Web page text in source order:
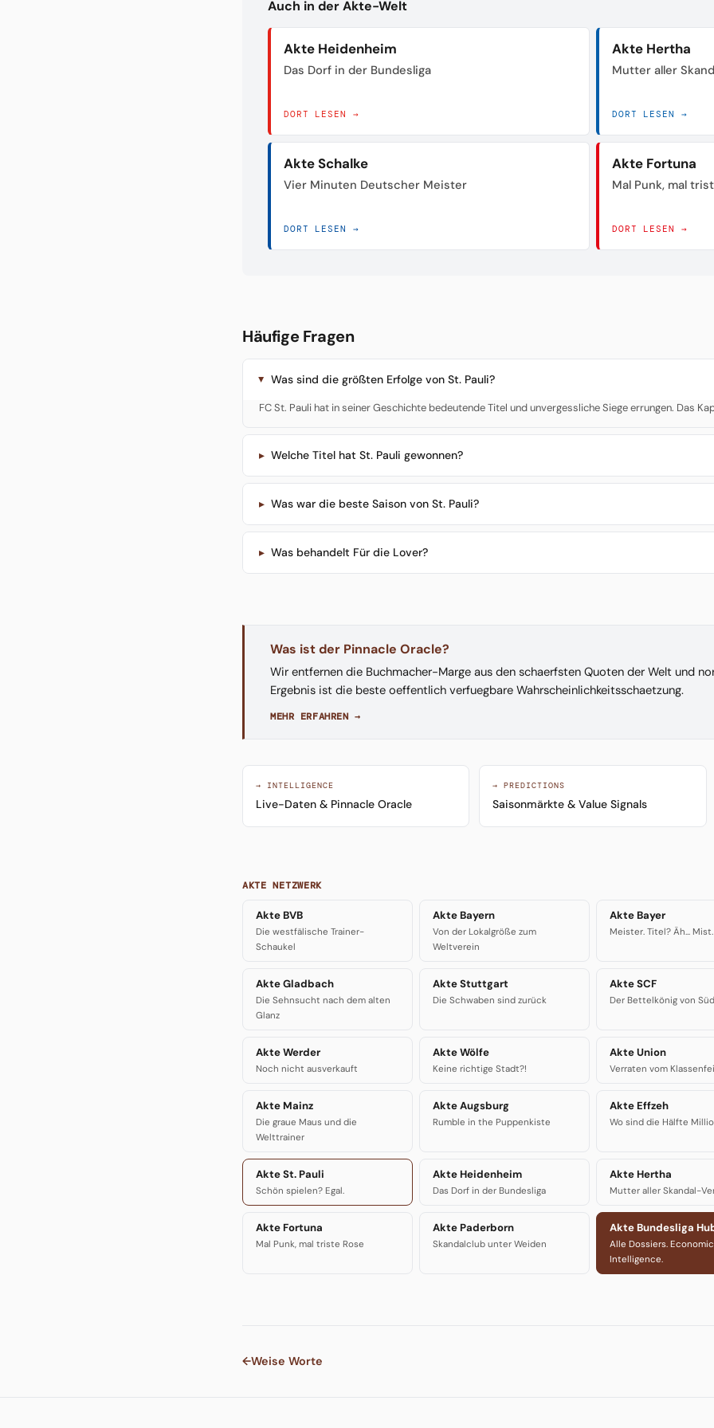
Auch in der Akte-Welt
Akte Heidenheim
Das Dorf in der Bundesliga
DORT LESEN →
Akte Hertha
Mutter aller
DORT LESEN →
Akte Schalke
Vier Minuten Deutscher Meister
DORT LESEN →
Akte Fortuna
Mal Punk, mal
DORT LESEN →
Häufige Fragen
Was sind die größten Erfolge von St. Pauli?
FC St. Pauli hat in seiner Geschichte bedeutende Titel und unvergessliche Siege errungen. Das
Welche Titel hat St. Pauli gewonnen?
Was war die beste Saison von St. Pauli?
Was behandelt Für die Lover?
Was ist der Pinnacle Oracle?
Wir entfernen die Buchmacher-Marge aus den schaerfsten Quoten der Welt und
Ergebnis ist die beste oeffentlich verfuegbare Wahrscheinlichkeitsschaetzung.
MEHR ERFAHREN →
→ INTELLIGENCE
Live-Daten & Pinnacle Oracle
→ PREDICTIONS
Saisonmärkte & Value Signals
AKTE NETZWERK
Akte BVB
Die westfälische Trainer-
Schaukel
Akte Bayern
Von der Lokalgröße zum
Weltverein
Akte Bayer
Meister. Titel? Äh... Mist.
Akte Gladbach
Die Sehnsucht nach dem alten
Glanz
Akte Stuttgart
Die Schwaben sind zurück
Akte SCF
Der Bettelkönig von
Akte Werder
Noch nicht ausverkauft
Akte Wölfe
Keine richtige Stadt?!
Akte Union
Verraten vom
Akte Mainz
Die graue Maus und die
Welttrainer
Akte Augsburg
Rumble in the Puppenkiste
Akte Effzeh
Wo sind die Hälfte
Akte St. Pauli
Schön spielen? Egal.
Akte Heidenheim
Das Dorf in der Bundesliga
Akte Hertha
Mutter aller Skandal-
Akte Fortuna
Mal Punk, mal triste Rose
Akte Paderborn
Skandalclub unter Weiden
Akte Bundesliga
Alle Dossiers.
Intelligence.
←Weise Worte